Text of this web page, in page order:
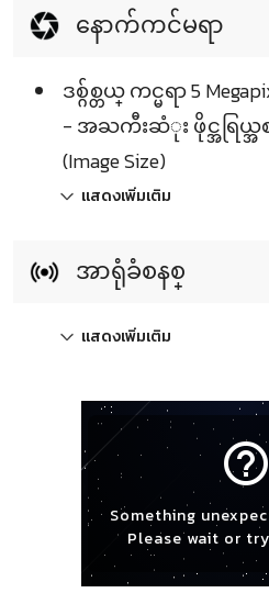
နောက်ကင်မရာ
ဒစ္ဂ်စ္တယ္ ကင္မရာ 5
- အႀကီးဆံုး ဖိုင္အရြယ္အစာ
(Image Size)
แสดงเพิ่มเติม
အာရုံခံစနစ္
แสดงเพิ่มเติม
help_outline
Something
Please wait or